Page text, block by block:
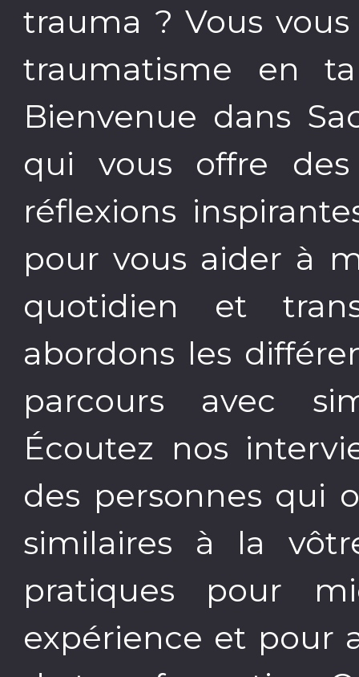
trauma ? Vous
traumatisme en
Bienvenue dans
qui vous offre des
réflexions
pour vous aider à
quotidien et
abordons les
parcours avec
Écoutez nos
des personnes qui
similaires à la
pratiques pour
expérience et pour